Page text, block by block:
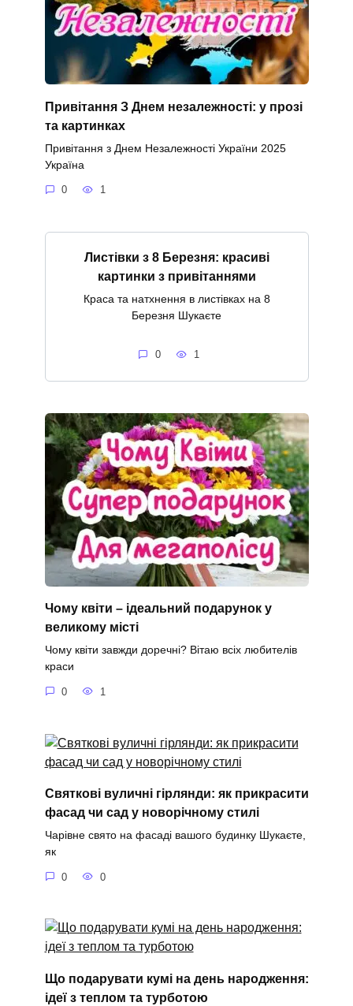
Привітання З Днем незалежності: у прозі
та картинках
Привітання з Днем Незалежності України 2025
Україна
0 1
Листівки з 8 Березня: красиві
картинки з привітаннями
Краса та натхнення в листівках на 8
Березня Шукаєте
0 1
Чому квіти – ідеальний подарунок у
великому місті
Чому квіти завжди доречні? Вітаю всіх любителів
краси
0 1
Святкові вуличні гірлянди: як прикрасити
фасад чи сад у новорічному стилі
Чарівне свято на фасаді вашого будинку Шукаєте,
як
0 0
Що подарувати кумі на день народження:
ідеї з теплом та турботою